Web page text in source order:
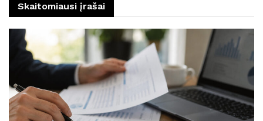
Skaitomiausi įrašai